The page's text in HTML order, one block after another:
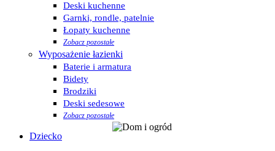
Deski kuchenne
Garnki, rondle, patelnie
Łopaty kuchenne
Zobacz pozostałe
Wyposażenie łazienki
Baterie i armatura
Bidety
Brodziki
Deski sedesowe
Zobacz pozostałe
Dziecko